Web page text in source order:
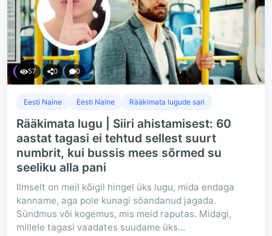
57 0 0
Eesti Naine Eesti Naine Rääkimata lugude sari
Rääkimata lugu | Siiri ahistamisest: 60
aastat tagasi ei tehtud sellest suurt
numbrit, kui bussis mees sõrmed su
seeliku alla pani
Ilmselt on meil kõigil hingel üks lugu, mida endaga
kanname, aga pole kunagi söandanud jagada.
Sündmus või kogemus, mis meid raputas. Midagi,
millele tagasi vaadates suudame üks...